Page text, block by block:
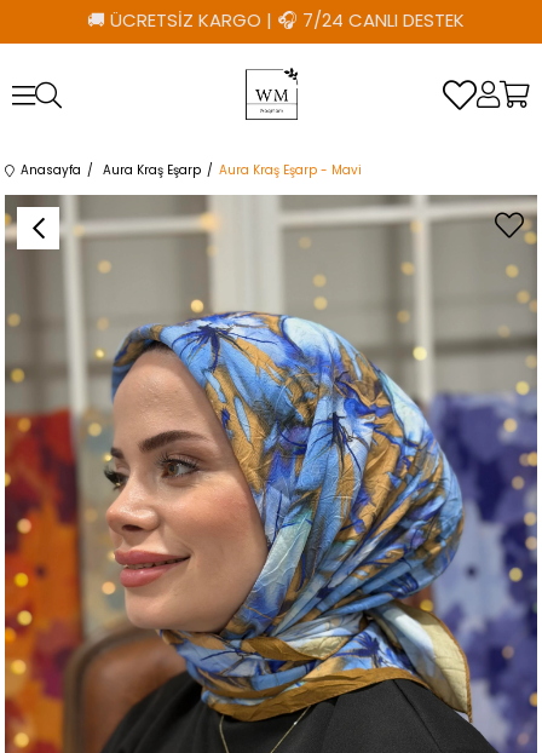
🚚 ÜCRETSİZ KARGO | 🎧 7/24 CANLI DESTEK
Anasayfa Aura Kraş Eşarp Aura Kraş Eşarp - Mavi